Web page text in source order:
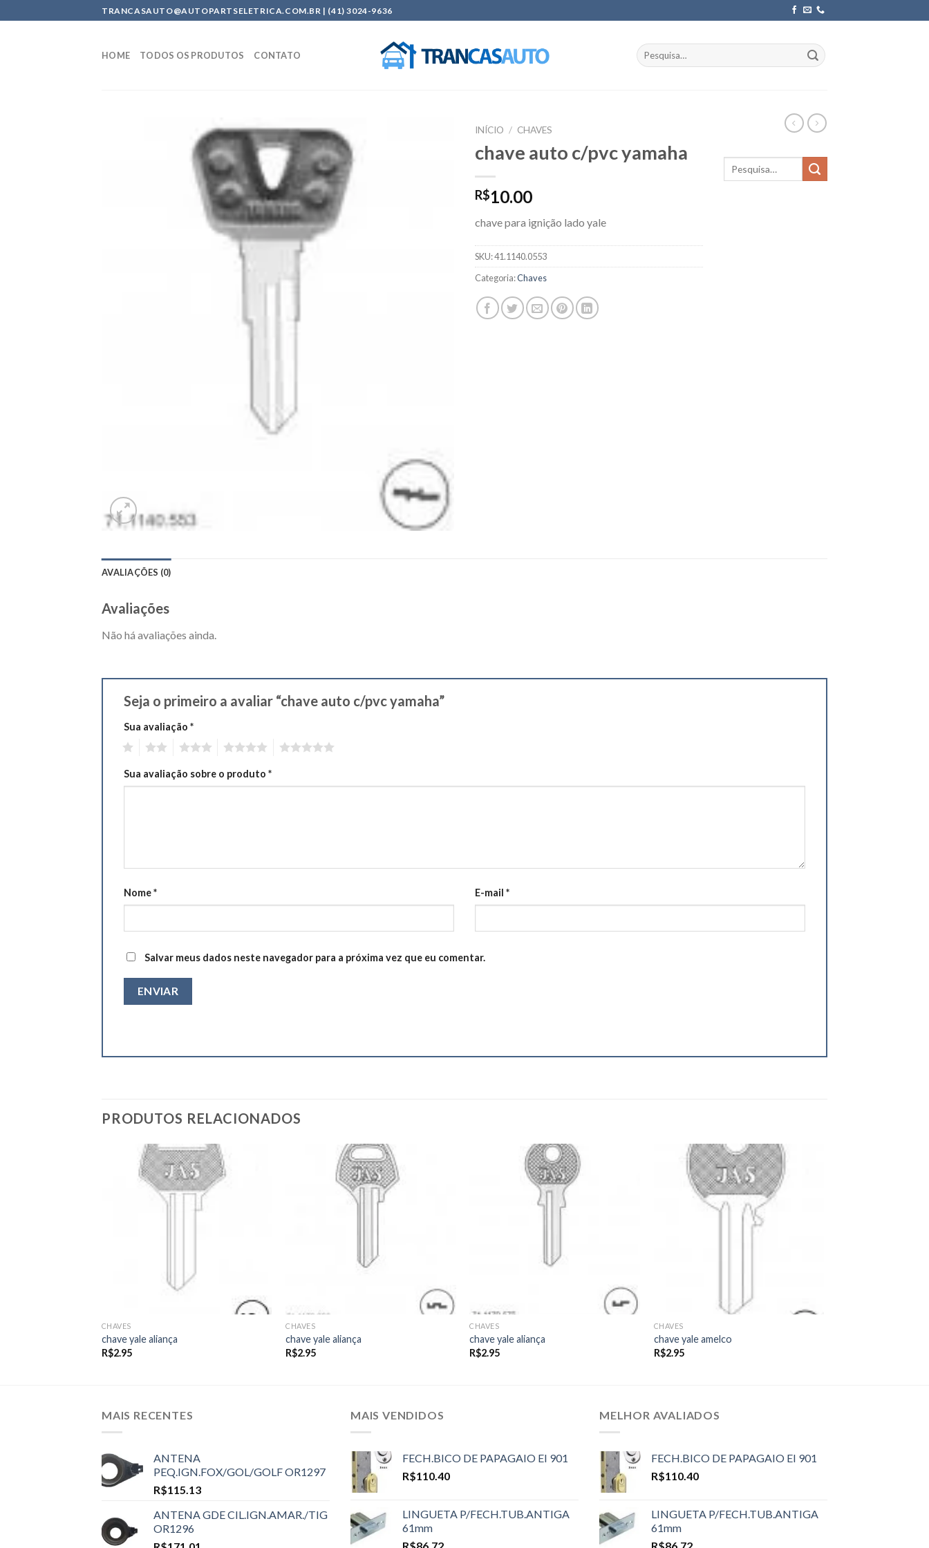
to
TRANCASAUTO@AUTOPARTSELETRICA.COM.BR | (41) 3024-9636
HOME TODOS OS PRODUTOS CONTATO
Pesquisar
por:
INÍCIO / CHAVES
chave auto c/pvc yamaha
R$10.00
chave para ignição lado yale
SKU:41.1140.0553
Categoria:Chaves
AVALIAÇÕES (0)
Avaliações
Não há avaliações ainda.
Seja o primeiro a avaliar “chave auto c/pvc yamaha”
Sua avaliação *
Sua avaliação sobre o produto *
Nome* E-mail *
Salvar meus dados neste navegador para a próxima vez que eu comentar.
PRODUTOS RELACIONADOS
CHAVES
chave yale aliança
R$2.95
CHAVES
chave yale aliança
R$2.95
CHAVES
chave yale aliança
R$2.95
CHAVES
chave yale amelco
R$2.95
MAIS RECENTES
ANTENA
PEQ.IGN.FOX/GOL/GOLF OR1297
R$115.13
ANTENA GDE CIL.IGN.AMAR./TIG
OR1296
MAIS VENDIDOS
FECH.BICO DE PAPAGAIO EI 901
R$110.40
LINGUETA P/FECH.TUB.ANTIGA
61mm
MELHOR AVALIADOS
FECH.BICO DE PAPAGAIO EI 901
R$110.40
LINGUETA P/FECH.TUB.ANTIGA
61mm